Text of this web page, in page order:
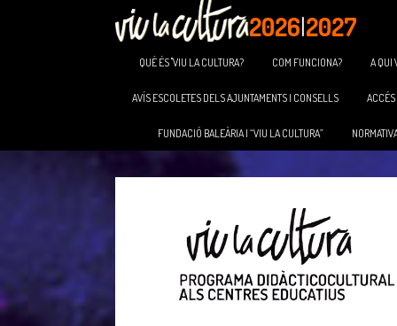
2026|2027
QUÈ ÉS "VIU LA CULTURA? COM FUNCIONA? A QUI
AVÍS ESCOLETES DELS AJUNTAMENTS I CONSELLS ACCÉS
FUNDACIÓ BALEÀRIA I “VIU LA CULTURA”